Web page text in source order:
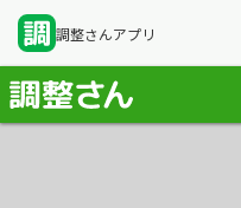
調整さんアプリ